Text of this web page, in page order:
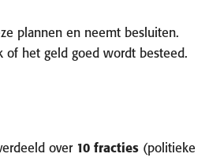
plannen en neemt besluiten.
of het geld goed wordt besteed.
over 10 fracties (politieke